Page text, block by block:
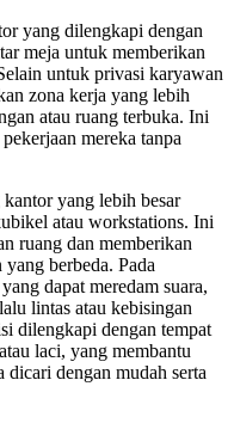
yang dilengkapi dengan
meja untuk memberikan
untuk privasi karyawan
zona kerja yang lebih
atau ruang terbuka. Ini
mereka tanpa
yang lebih besar
atau workstations. Ini
ruang dan memberikan
berbeda. Pada
dapat meredam suara,
lintas atau kebisingan
dilengkapi dengan tempat
laci, yang membantu
dengan mudah serta